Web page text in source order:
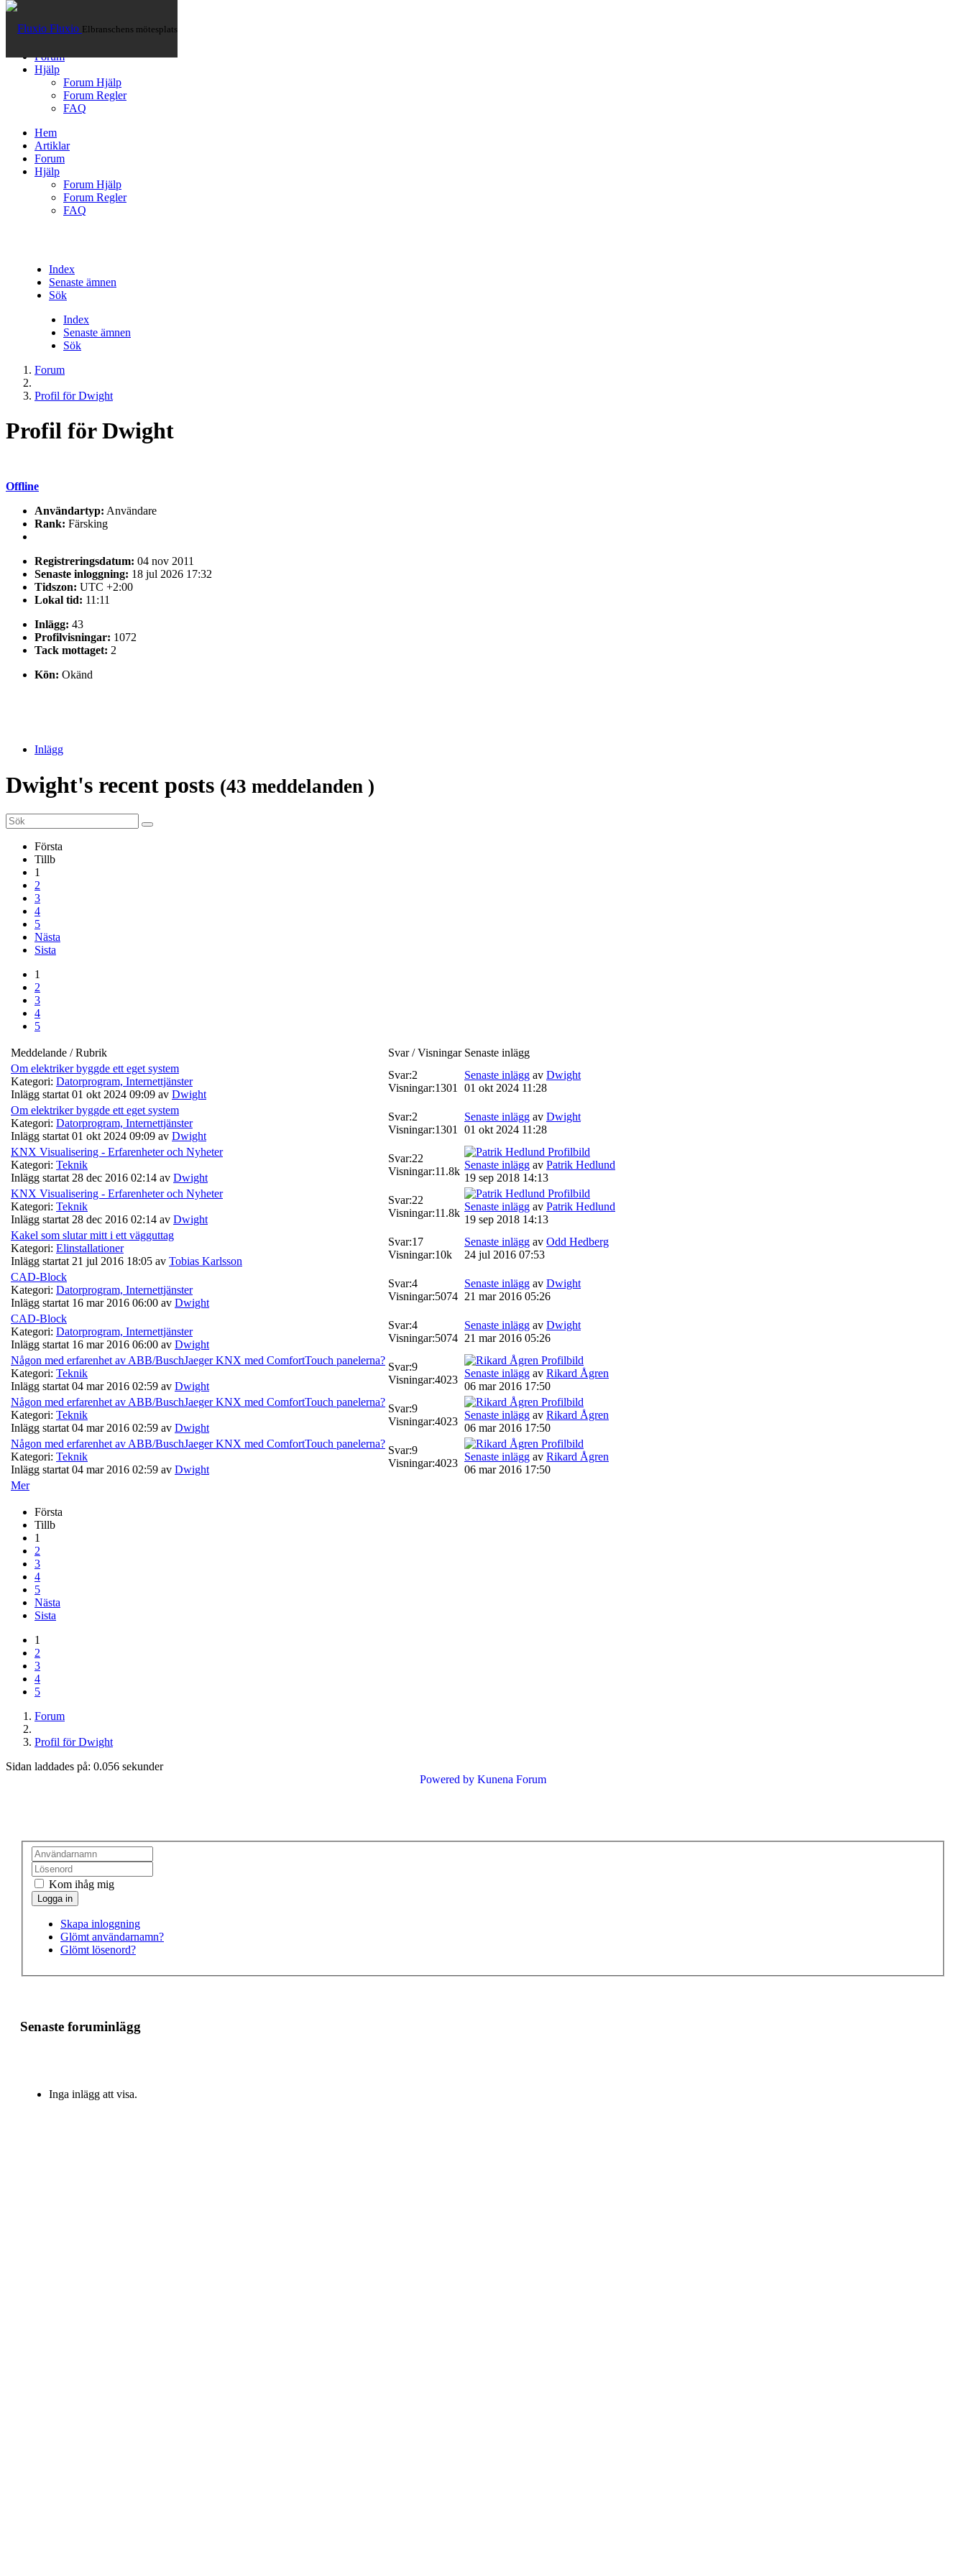
Fluxio Elbranschens mötesplats
Hem
Forum
Hjälp
Forum Hjälp
Forum Regler
FAQ
Hem
Artiklar
Forum
Hjälp
Forum Hjälp
Forum Regler
FAQ
Index
Senaste ämnen
Sök
Index
Senaste ämnen
Sök
Forum
Profil för Dwight
Profil för Dwight
Offline
Användartyp: Användare
Rank: Färsking
Registreringsdatum: 04 nov 2011
Senaste inloggning: 18 jul 2026 17:32
Tidszon: UTC +2:00
Lokal tid: 11:11
Inlägg: 43
Profilvisningar: 1072
Tack mottaget: 2
Kön: Okänd
Inlägg
Dwight's recent posts (43 meddelanden )
Första
Tillb
1
2
3
4
5
Nästa
Sista
1
2
3
4
5
Meddelande / Rubrik Svar / Visningar Senaste inlägg
Mer
Om elektriker byggde ett eget system
Kategori: Datorprogram, Internettjänster
Inlägg startat 01 okt 2024 09:09 av Dwight
Svar:2
Visningar:1301
Senaste inlägg av Dwight
01 okt 2024 11:28
Om elektriker byggde ett eget system
Kategori: Datorprogram, Internettjänster
Inlägg startat 01 okt 2024 09:09 av Dwight
Svar:2
Visningar:1301
Senaste inlägg av Dwight
01 okt 2024 11:28
KNX Visualisering - Erfarenheter och Nyheter
Kategori: Teknik
Inlägg startat 28 dec 2016 02:14 av Dwight
Svar:22
Visningar:11.8k
Senaste inlägg av Patrik Hedlund
19 sep 2018 14:13
KNX Visualisering - Erfarenheter och Nyheter
Kategori: Teknik
Inlägg startat 28 dec 2016 02:14 av Dwight
Svar:22
Visningar:11.8k
Senaste inlägg av Patrik Hedlund
19 sep 2018 14:13
Kakel som slutar mitt i ett vägguttag
Kategori: Elinstallationer
Inlägg startat 21 jul 2016 18:05 av Tobias Karlsson
Svar:17
Visningar:10k
Senaste inlägg av Odd Hedberg
24 jul 2016 07:53
CAD-Block
Kategori: Datorprogram, Internettjänster
Inlägg startat 16 mar 2016 06:00 av Dwight
Svar:4
Visningar:5074
Senaste inlägg av Dwight
21 mar 2016 05:26
CAD-Block
Kategori: Datorprogram, Internettjänster
Inlägg startat 16 mar 2016 06:00 av Dwight
Svar:4
Visningar:5074
Senaste inlägg av Dwight
21 mar 2016 05:26
Någon med erfarenhet av ABB/BuschJaeger KNX med ComfortTouch panelerna?
Kategori: Teknik
Inlägg startat 04 mar 2016 02:59 av Dwight
Svar:9
Visningar:4023
Senaste inlägg av Rikard Ågren
06 mar 2016 17:50
Någon med erfarenhet av ABB/BuschJaeger KNX med ComfortTouch panelerna?
Kategori: Teknik
Inlägg startat 04 mar 2016 02:59 av Dwight
Svar:9
Visningar:4023
Senaste inlägg av Rikard Ågren
06 mar 2016 17:50
Någon med erfarenhet av ABB/BuschJaeger KNX med ComfortTouch panelerna?
Kategori: Teknik
Inlägg startat 04 mar 2016 02:59 av Dwight
Svar:9
Visningar:4023
Senaste inlägg av Rikard Ågren
06 mar 2016 17:50
Första
Tillb
1
2
3
4
5
Nästa
Sista
1
2
3
4
5
Forum
Profil för Dwight
Sidan laddades på: 0.056 sekunder
Powered by Kunena Forum
Kom ihåg mig
Skapa inloggning
Glömt användarnamn?
Glömt lösenord?
Senaste foruminlägg
Inga inlägg att visa.